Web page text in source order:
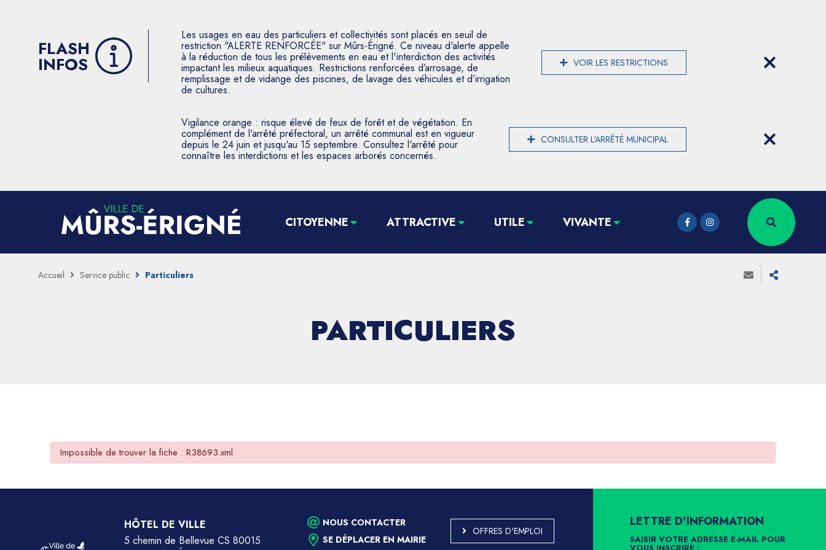
FLASH
INFOS
Les usages en eau des particuliers et collectivités sont placés en seuil de
restriction "ALERTE RENFORCÉE" sur Mûrs-Érigné. Ce niveau d'alerte appelle
à la réduction de tous les prélèvements en eau et l'interdiction des activités
impactant les milieux aquatiques. Restrictions renforcées d’arrosage, de
remplissage et de vidange des piscines, de lavage des véhicules et d’irrigation
de cultures.
VOIR LES RESTRICTIONS
Vigilance orange : risque élevé de feux de forêt et de végétation. En
complément de l'arrêté préfectoral, un arrêté communal est en vigueur
depuis le 24 juin et jusqu'au 15 septembre. Consultez l'arrêté pour
connaître les interdictions et les espaces arborés concernés.
CONSULTER L'ARRÊTÉ MUNICIPAL
CITOYENNE ATTRACTIVE UTILE VIVANTE
Accueil Service public Particuliers
PARTICULIERS
Impossible de trouver la fiche : R38693.xml
HÔTEL DE VILLE
5 chemin de Bellevue CS 80015
NOUS CONTACTER
SE DÉPLACER EN MAIRIE
OFFRES D'EMPLOI
LETTRE D'INFORMATION
SAISIR VOTRE ADRESSE E-MAIL POUR